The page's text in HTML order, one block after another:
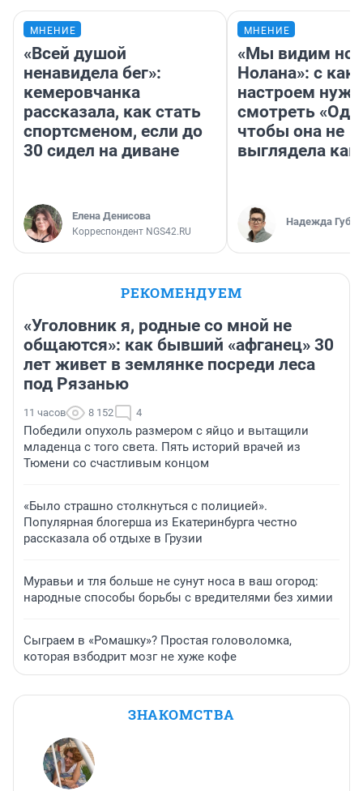
МНЕНИЕ
«Всей душой
ненавидела бег»:
кемеровчанка
рассказала, как стать
спортсменом, если до
30 сидел на диване
Елена Денисова
Корреспондент NGS42.RU
МНЕНИЕ
«Мы видим
Нолана»: с
настроем
смотреть
чтобы она не
выглядела как
Надежда
РЕКОМЕНДУЕМ
«Уголовник я, родные со мной не
общаются»: как бывший «афганец» 30
лет живет в землянке посреди леса
под Рязанью
11 часов 8 152 4
Победили опухоль размером с яйцо и вытащили
младенца с того света. Пять историй врачей из
Тюмени со счастливым концом
«Было страшно столкнуться с полицией».
Популярная блогерша из Екатеринбурга честно
рассказала об отдыхе в Грузии
Муравьи и тля больше не сунут носа в ваш огород:
народные способы борьбы с вредителями без химии
Сыграем в «Ромашку»? Простая головоломка,
которая взбодрит мозг не хуже кофе
ЗНАКОМСТВА